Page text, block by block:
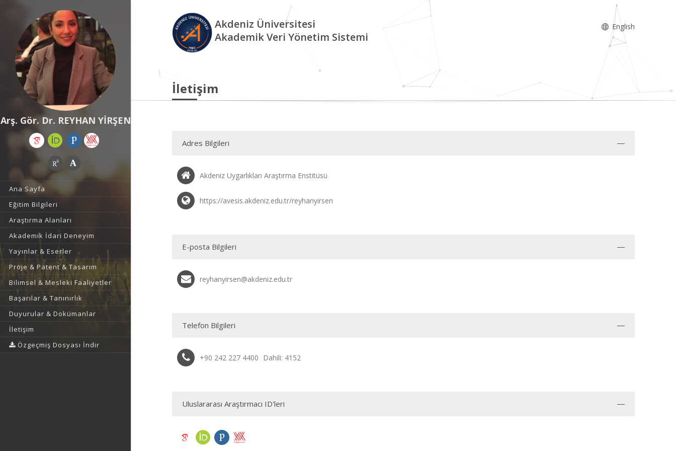
Arş. Gör. Dr. REYHAN YİRŞEN
Ana Sayfa
Eğitim Bilgileri
Araştırma Alanları
Akademik İdari Deneyim
Yayınlar & Eserler
Proje & Patent & Tasarım
Bilimsel & Mesleki Faaliyetler
Başarılar & Tanınırlık
Duyurular & Dokümanlar
İletişim
Özgeçmiş Dosyası İndir
Akdeniz Üniversitesi
Akademik Veri Yönetim Sistemi
English
İletişim
Adres Bilgileri
Akdeniz Uygarlıkları Araştırma Enstitüsü
https://avesis.akdeniz.edu.tr/reyhanyirsen
E-posta Bilgileri
reyhanyirsen@akdeniz.edu.tr
Telefon Bilgileri
+90 242 227 4400 Dahili: 4152
Uluslararası Araştırmacı ID'leri